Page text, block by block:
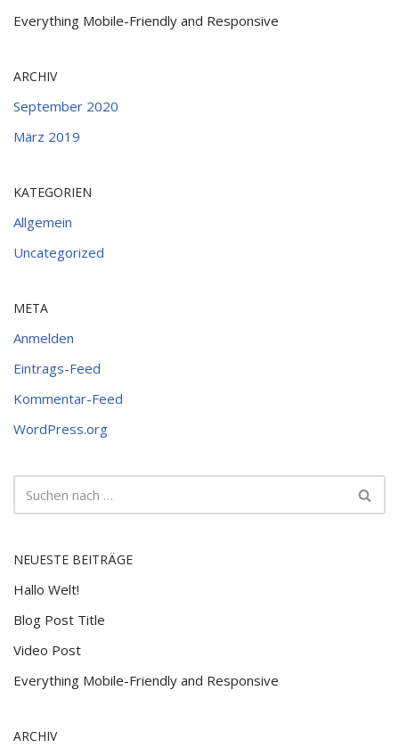
Everything Mobile-Friendly and Responsive
ARCHIV
September 2020
März 2019
KATEGORIEN
Allgemein
Uncategorized
META
Anmelden
Eintrags-Feed
Kommentar-Feed
WordPress.org
NEUESTE BEITRÄGE
Hallo Welt!
Blog Post Title
Video Post
Everything Mobile-Friendly and Responsive
ARCHIV